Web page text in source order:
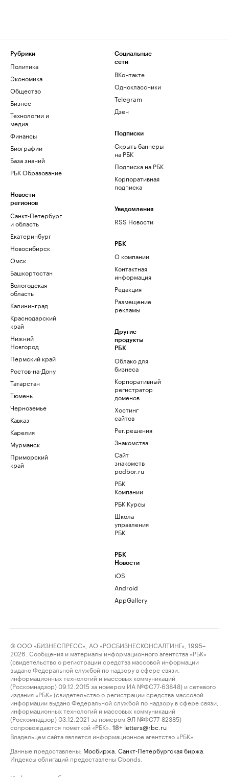
Рубрики
Политика
Экономика
Общество
Бизнес
Технологии и
медиа
Финансы
Биографии
База знаний
РБК Образование
Новости
регионов
Санкт-Петербург
и область
Екатеринбург
Новосибирск
Омск
Башкортостан
Вологодская
область
Калининград
Краснодарский
край
Нижний
Новгород
Пермский край
Ростов-на-Дону
Татарстан
Тюмень
Черноземье
Кавказ
Карелия
Мурманск
Приморский
край
Социальные
сети
ВКонтакте
Одноклассники
Telegram
Дзен
Подписки
Скрыть баннеры
на РБК
Подписка на РБК
Корпоративная
подписка
Уведомления
RSS Новости
РБК
О компании
Контактная
информация
Редакция
Размещение
рекламы
Другие
продукты
РБК
Облако для
бизнеса
Корпоративный
регистратор
доменов
Хостинг
сайтов
Рег.решения
Знакомства
Сайт
знакомств
podbor.ru
РБК
Компании
РБК Курсы
Школа
управления
РБК
РБК
Новости
iOS
Android
AppGallery
© ООО «БИЗНЕСПРЕСС», АО «РОСБИЗНЕСКОНСАЛТИНГ», 1995–
2026. Сообщения и материалы информационного агентства «РБК»
(свидетельство о регистрации средства массовой информации
выдано Федеральной службой по надзору в сфере связи,
информационных технологий и массовых коммуникаций
(Роскомнадзор) 09.12.2015 за номером ИА №ФС77-63848) и сетевого
издания «РБК» (свидетельство о регистрации средства массовой
информации выдано Федеральной службой по надзору в сфере связи,
информационных технологий и массовых коммуникаций
(Роскомнадзор) 03.12.2021 за номером ЭЛ №ФС77-82385)
сопровождаются пометкой «РБК».
18+ letters@rbc.ru
Владельцем сайта является информационное агентство «РБК».
Данные предоставлены: Мосбиржа Санкт-Петербургская биржа
Индексы облигаций предоставлены Cbonds.